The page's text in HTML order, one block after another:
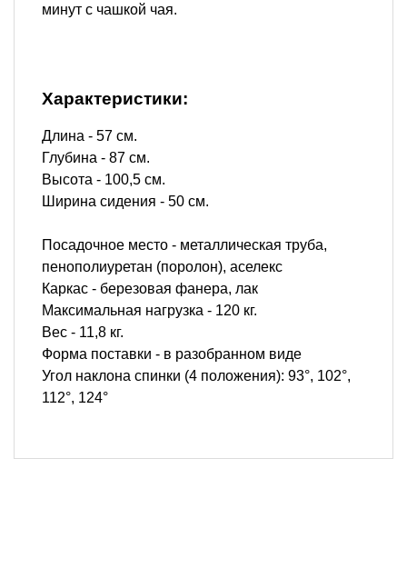
минут с чашкой чая.
Характеристики:
Длина - 57 см.
Глубина - 87 см.
Высота - 100,5 см.
Ширина сидения - 50 см.
Посадочное место - металлическая труба,
пенополиуретан (поролон), аселекс
Каркас - березовая фанера, лак
Максимальная нагрузка - 120 кг.
Вес - 11,8 кг.
Форма поставки - в разобранном виде
Угол наклона спинки (4 положения): 93°, 102°,
112°, 124°